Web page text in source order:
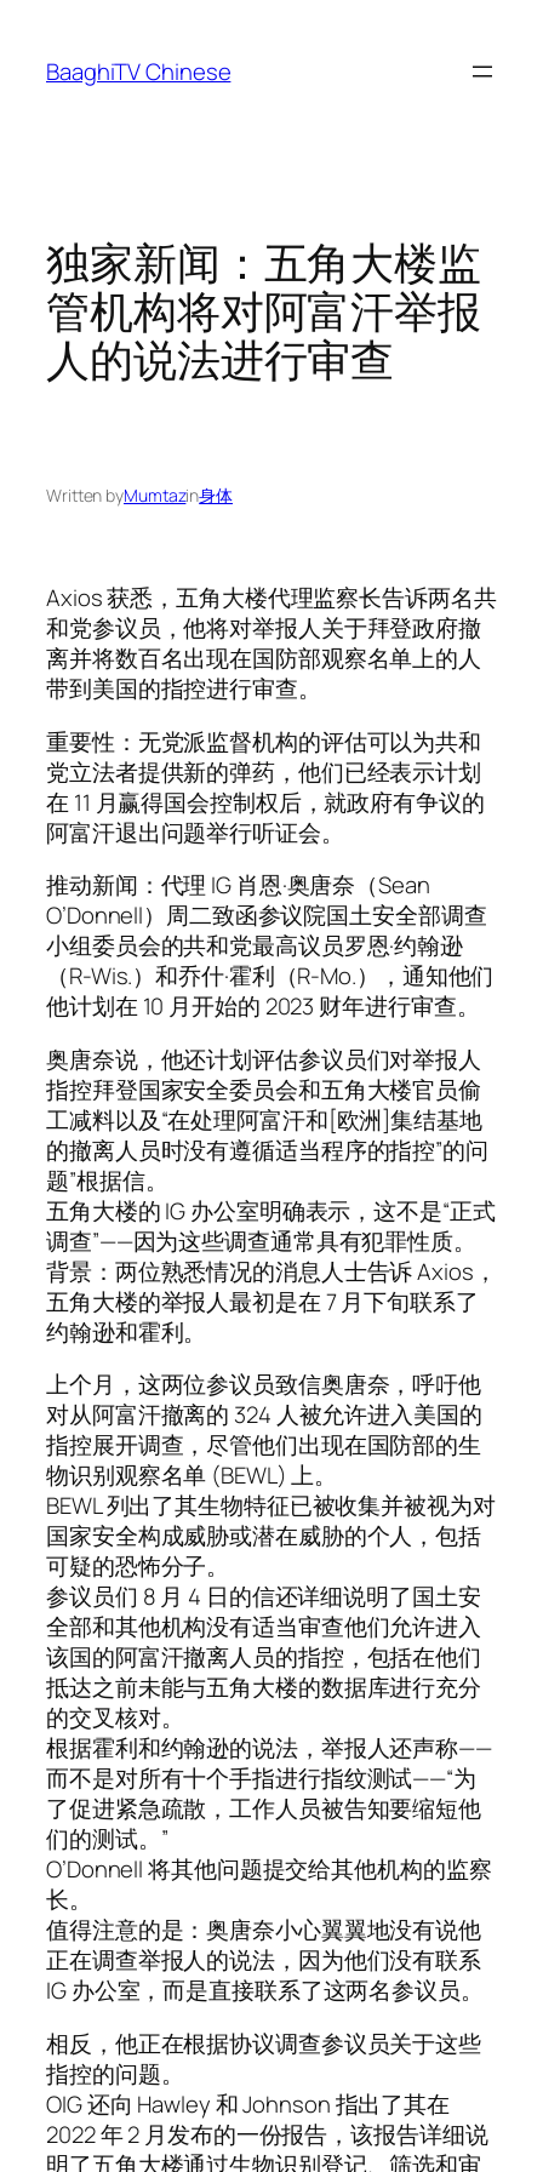
content
BaaghiTV Chinese
独家新闻：五角大楼监
管机构将对阿富汗举报
人的说法进行审查
Written byMumtazin身体
Axios 获悉，五角大楼代理监察长告诉两名共
和党参议员，他将对举报人关于拜登政府撤
离并将数百名出现在国防部观察名单上的人
带到美国的指控进行审查。
重要性：无党派监督机构的评估可以为共和
党立法者提供新的弹药，他们已经表示计划
在 11 月赢得国会控制权后，就政府有争议的
阿富汗退出问题举行听证会。
推动新闻：代理 IG 肖恩·奥唐奈（Sean
O’Donnell）周二致函参议院国土安全部调查
小组委员会的共和党最高议员罗恩·约翰逊
（R-Wis.）和乔什·霍利（R-Mo.），通知他们
他计划在 10 月开始的 2023 财年进行审查。
奥唐奈说，他还计划评估参议员们对举报人
指控拜登国家安全委员会和五角大楼官员偷
工减料以及“在处理阿富汗和[欧洲]集结基地
的撤离人员时没有遵循适当程序的指控”的问
题”根据信。
五角大楼的 IG 办公室明确表示，这不是“正式
调查”——因为这些调查通常具有犯罪性质。
背景：两位熟悉情况的消息人士告诉 Axios，
五角大楼的举报人最初是在 7 月下旬联系了
约翰逊和霍利。
上个月，这两位参议员致信奥唐奈，呼吁他
对从阿富汗撤离的 324 人被允许进入美国的
指控展开调查，尽管他们出现在国防部的生
物识别观察名单 (BEWL) 上。
BEWL 列出了其生物特征已被收集并被视为对
国家安全构成威胁或潜在威胁的个人，包括
可疑的恐怖分子。
参议员们 8 月 4 日的信还详细说明了国土安
全部和其他机构没有适当审查他们允许进入
该国的阿富汗撤离人员的指控，包括在他们
抵达之前未能与五角大楼的数据库进行充分
的交叉核对。
根据霍利和约翰逊的说法，举报人还声称——
而不是对所有十个手指进行指纹测试——“为
了促进紧急疏散，工作人员被告知要缩短他
们的测试。”
O’Donnell 将其他问题提交给其他机构的监察
长。
值得注意的是：奥唐奈小心翼翼地没有说他
正在调查举报人的说法，因为他们没有联系
IG 办公室，而是直接联系了这两名参议员。
相反，他正在根据协议调查参议员关于这些
指控的问题。
OIG 还向 Hawley 和 Johnson 指出了其在
2022 年 2 月发布的一份报告，该报告详细说
明了五角大楼通过生物识别登记、筛选和审